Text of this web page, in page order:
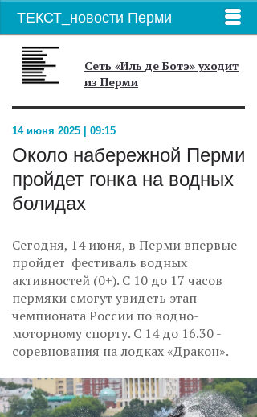
ТЕКСТ_новости Перми
Сеть «Иль де Ботэ» уходит
из Перми
14 июня 2025 | 09:15
Около набережной Перми
пройдет гонка на водных
болидах
Сегодня, 14 июня, в Перми впервые
пройдет фестиваль водных
активностей (0+). С 10 до 17 часов
пермяки смогут увидеть этап
чемпионата России по водно-
моторному спорту. С 14 до 16.30 -
соревнования на лодках «Дракон».